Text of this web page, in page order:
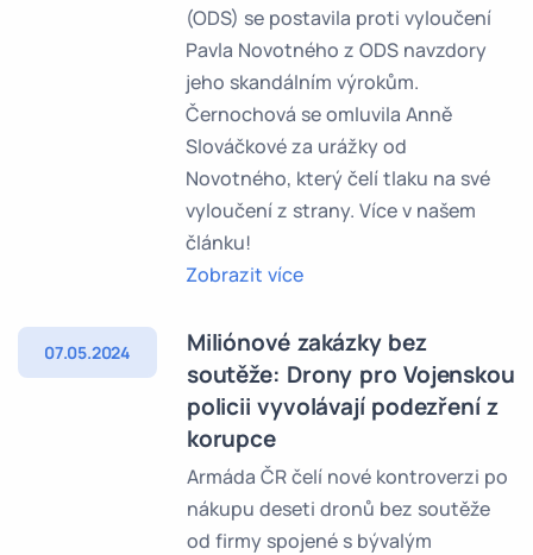
(ODS) se postavila proti vyloučení
Pavla Novotného z ODS navzdory
jeho skandálním výrokům.
Černochová se omluvila Anně
Slováčkové za urážky od
Novotného, který čelí tlaku na své
vyloučení z strany. Více v našem
článku!
Zobrazit více
07.05.2024
Miliónové zakázky bez
soutěže: Drony pro Vojenskou
policii vyvolávají podezření z
korupce
Armáda ČR čelí nové kontroverzi po
nákupu deseti dronů bez soutěže
od firmy spojené s bývalým